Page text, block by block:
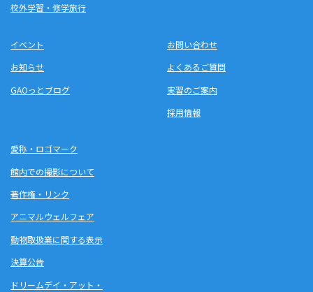
校外学習・修学旅行
イベント
お知らせ
GAOっとブログ
お問い合わせ
よくあるご質問
実習のご案内
採用情報
愛称・ロゴマーク
館内での撮影について
著作権・リンク
アニマルウェルフェア
動物取扱業に関する表示
決算公告
ドリームデイ・アット・